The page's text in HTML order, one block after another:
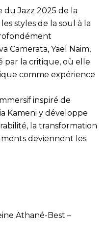
du Jazz 2025 de la
styles de la soul à la
Camerata, Yael Naim,
par la critique, où elle
comme expérience
inspiré de
Kameni y développe
la transformation
deviennent les
Athané-Best –